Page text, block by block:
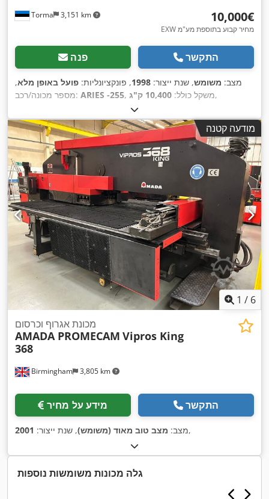
Torma 3,151 km ‏10,000 ‏€
EXW מחיר קבוע בתוספת מע"מ
פנה התקשר
מצב: משומש, שנת ייצור: 1998, פונקציונליות: פועל באופן מלא,
מספר מכונה/רכב: ARIES -255 , משקל כולל: 10,400 ק"ג ,
מודעה קטנה
1 / 6
Birmingham 3,805 km
מכונת אגרוף וכרסום
AMADA PROMECAM Vipros King
368
מידע על מחיר התקשר
מצב: מצב טוב מאוד (משומש), שנת ייצור: 2001 ,
גלה מכונות משומשות נוספות